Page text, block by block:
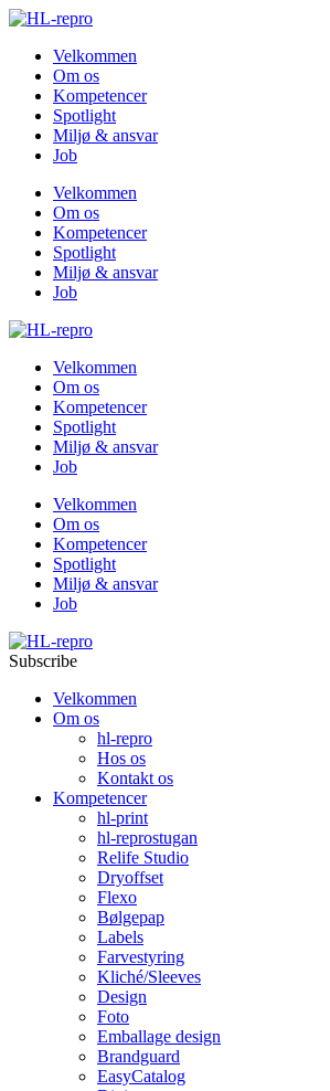
Velkommen
Om os
Kompetencer
Spotlight
Miljø & ansvar
Job
Velkommen
Om os
Kompetencer
Spotlight
Miljø & ansvar
Job
Velkommen
Om os
Kompetencer
Spotlight
Miljø & ansvar
Job
Velkommen
Om os
Kompetencer
Spotlight
Miljø & ansvar
Job
Subscribe
Velkommen
Om os
hl-repro
Hos os
Kontakt os
Kompetencer
hl-print
hl-reprostugan
Relife Studio
Dryoffset
Flexo
Bølgepap
Labels
Farvestyring
Kliché/Sleeves
Design
Foto
Emballage design
Brandguard
EasyCatalog